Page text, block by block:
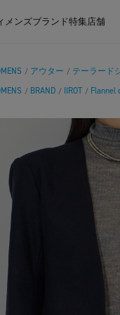
メンズブランド特集店舗
/ アウター / テーラード
/ BRAND / IIROT / Flannel